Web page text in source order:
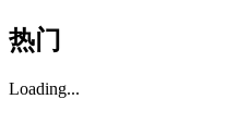
热门
Loading...